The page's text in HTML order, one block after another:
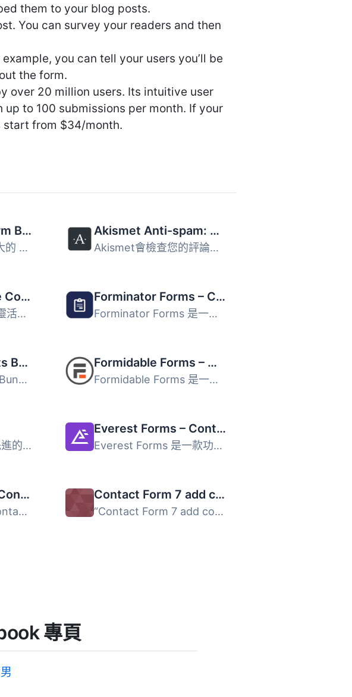
them to your blog posts.
You can survey your readers and then
you can tell your users you’ll be
the form.
over 20 million users. Its intuitive user
to 100 submissions per month. If your
start from $34/month.
WPForms – AI Form Builder for WordPress – Contact Forms, Payment Forms, Survey Form, Quiz & More
WPForms 是一款強大的 AI 拖放式 WordPress 表單建構器，讓使...
Akismet Anti-spam: Spam Protection
Akismet會檢查您的評論和聯繫表單提交，將它們與全球垃圾郵件...
Ninja Forms – The Contact Form Builder That Grows With You
Ninja Forms 是一款靈活的聯絡表單建構器，適合各種規模的企...
Forminator Forms – Contact Form, Payment Form & Custom Form Builder
Forminator Forms 是一款易於使用的 WordPress 表單建立外掛...
SiteOrigin Widgets Bundle
SiteOrigin Widgets Bundle 提供豐富的網站元件集合，包含按...
Formidable Forms – WordPress Form Builder for Contact Forms, Calculators, Quizzes & More
Formidable Forms 是一款強大的 WordPress 拖放式表單建立器...
FormLayer 是一款先進的表單建構器，利用現代網頁技術提供直...
Everest Forms – Contact Form, Payment Form, Quiz, Survey & Custom Form Builder with AI
Everest Forms 是一款功能強大的 WordPress 外掛，提供拖放式...
Ultra Addons for Contact Form 7
Ultra Addons for Contact Form 7 是一款增強 Contact Form 7...
Contact Form 7 add confirm
“Contact Form 7 add confirm” 可以為 “Co...
專頁